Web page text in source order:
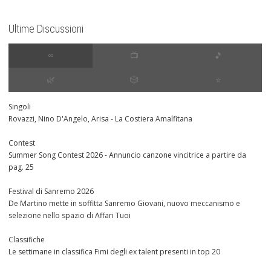
Ultime Discussioni
∞ 📺 🎵
🌿 🎲 ⭐️
Singoli
Rovazzi, Nino D'Angelo, Arisa - La Costiera Amalfitana
Contest
Summer Song Contest 2026 - Annuncio canzone vincitrice a partire da
pag. 25
Festival di Sanremo 2026
De Martino mette in soffitta Sanremo Giovani, nuovo meccanismo e
selezione nello spazio di Affari Tuoi
Classifiche
Le settimane in classifica Fimi degli ex talent presenti in top 20